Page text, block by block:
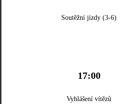
Soutěžní jízdy (3-6)
17:00
Vyhlášení vítězů